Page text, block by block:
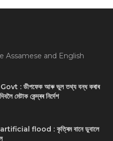
Assamese and English
: ডীপফেক আৰু ভুল তথ্য বন্ধ কৰাৰ
মেটাক কেন্দ্ৰৰ নিৰ্দেশ
flood : কৃত্ৰিম বানে ডুবালে